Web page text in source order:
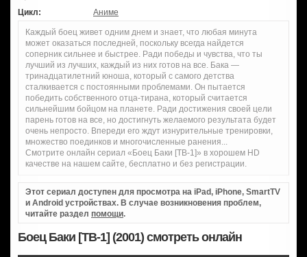
Цикл:
Аниме
Каждый боец живет одним днем и знает, что любая минута
может оказаться последней, поскольку всегда найдется
соперник сильнее и быстрее. Ради победы и чувства, что ты
лучший из лучших, каждый из них готов на все. Бака —
тринадцатилетний юноша, который с самого детства
сталкивается с постоянными проблемами. Он пытается
победить собственного отца-тирана, который считается
сильнейшим бойцом на планете. Ради достижения своей цели
парень готов на все, но достигнуть желаемого результата будет
очень непросто. Впереди его ждут изнурительные тренировки,
множество поединков и многочисленные ранения...
Смотрите онлайн сериал «Боец Баки [ТВ-1]» в хорошем HD
качестве на нашем сайте, бесплатно и без регистрации.
Этот сериал доступен для просмотра на iPad, iPhone, SmartTV
и Android устройствах. В случае возникновения проблем,
читайте раздел помощи.
Боец Баки [ТВ-1] (2001) смотреть онлайн